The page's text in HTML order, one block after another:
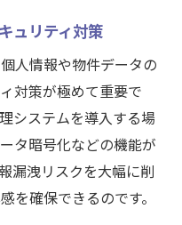
ュリティ対策
人情報や物件データの
対策が極めて重要で
システムを導入する場
タ暗号化などの機能が
漏洩リスクを大幅に削
を確保できるのです。